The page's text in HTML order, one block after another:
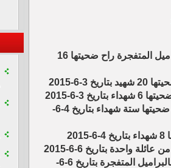
1- مجزرة في حي الفردوس بحلب نتيجة القصف بالطيران المروحي بالبراميل المتفجرة راح ضحيتها 16
4- مجزرة في دير جمال بريف حلب نتيجة القصف بالبراميل المتفجرة راح ضحيتها ستة شهداء بتاريخ 4-6-
7- مجزرة في حي طريق الباب بحلب راح ضحيتها 13 شهيد نتيجة القصف بالبراميل المتفجرة بتاريخ 6-6-